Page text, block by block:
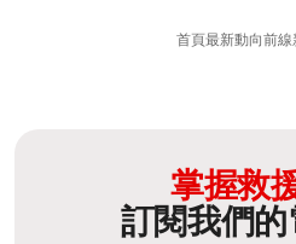
首頁最新動向前線
掌握救
訂閱我們